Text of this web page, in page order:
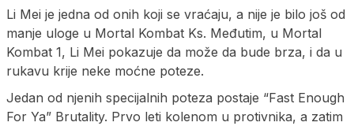
Li Mei je jedna od onih koji se vraćaju, a nije je bilo još od
manje uloge u Mortal Kombat Ks. Međutim, u Mortal
Kombat 1, Li Mei pokazuje da može da bude brza, i da u
rukavu krije neke moćne poteze.
Jedan od njenih specijalnih poteza postaje “Fast Enough
For Ya” Brutality. Prvo leti kolenom u protivnika, a zatim